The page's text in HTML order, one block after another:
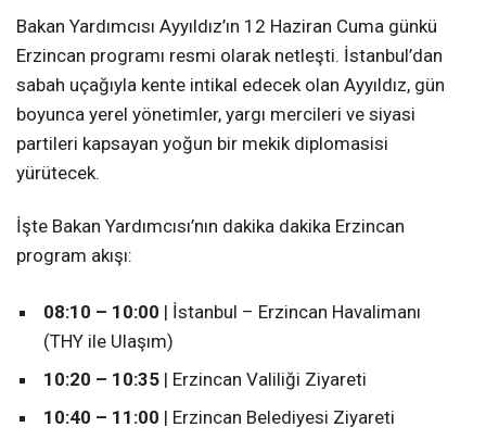
Bakan Yardımcısı Ayyıldız’ın 12 Haziran Cuma günkü
Erzincan programı resmi olarak netleşti. İstanbul’dan
sabah uçağıyla kente intikal edecek olan Ayyıldız, gün
boyunca yerel yönetimler, yargı mercileri ve siyasi
partileri kapsayan yoğun bir mekik diplomasisi
yürütecek.
İşte Bakan Yardımcısı’nın dakika dakika Erzincan
program akışı:
08:10 – 10:00 | İstanbul – Erzincan Havalimanı
(THY ile Ulaşım)
10:20 – 10:35 | Erzincan Valiliği Ziyareti
10:40 – 11:00 | Erzincan Belediyesi Ziyareti